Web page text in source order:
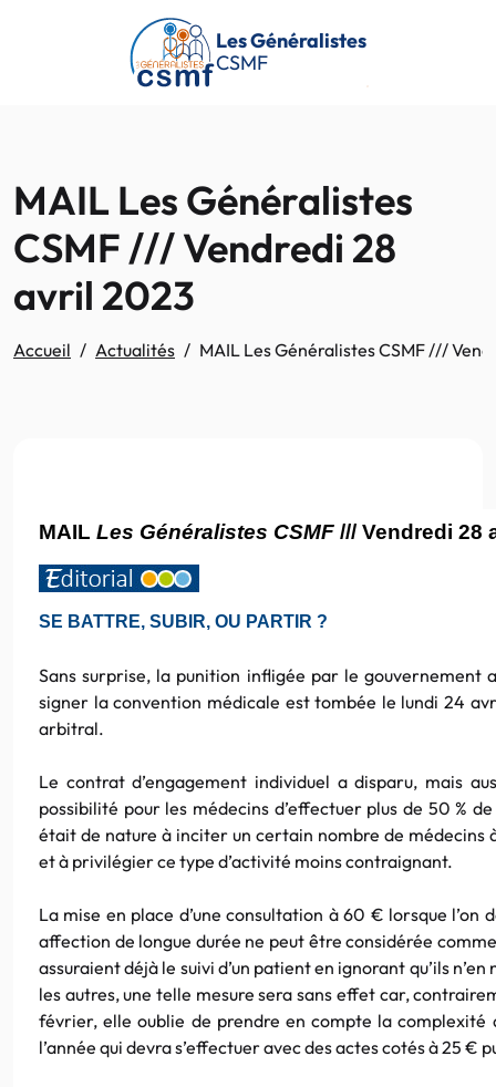
Passer au contenu principal
Les Généralistes
CSMF
MAIL Les Généralistes
CSMF /// Vendredi 28
avril 2023
Accueil Actualités MAIL Les Généralistes CSMF ///
MAIL Les Généralistes CSMF /// Vendredi 28
SE BATTRE, SUBIR, OU PARTIR ?
Sans surprise, la punition infligée par le gouvernement
signer la convention médicale est tombée le lundi 24
arbitral.
Le contrat d’engagement individuel a disparu, mais
possibilité pour les médecins d’effectuer plus de 50 %
était de nature à inciter un certain nombre de médecins
et à privilégier ce type d’activité moins contraignant.
La mise en place d’une consultation à 60 € lorsque
affection de longue durée ne peut être considérée
assuraient déjà le suivi d’un patient en ignorant qu’ils
les autres, une telle mesure sera sans effet car,
février, elle oublie de prendre en compte la complexité
l’année qui devra s’effectuer avec des actes cotés à 25 €